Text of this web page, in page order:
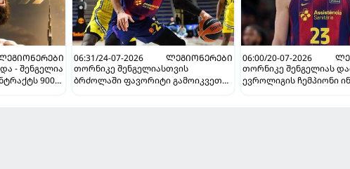
- შენგელია
900
06:31/24-07-2026
ᲚᲔᲒᲘᲝᲜᲔᲠᲔᲑᲘ
თორნიკე შენგელიასთვის
ბრძოლაში ფავორიტი გამოიკვეთა -
06:00/20-07-2026
თორნიკე შენგელიას
ევროლიგის ჩემპიონი